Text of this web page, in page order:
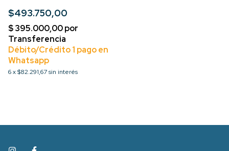
$493.750,00
6x$82.291,67sin interés